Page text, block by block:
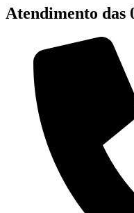
Atendimento das